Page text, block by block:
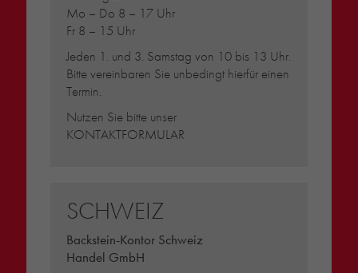
Mo – Do 8 – 17 Uhr
Fr 8 – 15 Uhr
Jeden 1. und 3. Samstag von 10 bis 13 Uhr.
Bitte vereinbaren Sie unbedingt hierfür einen
Termin.
Nutzen Sie bitte unser
KONTAKTFORMULAR
SCHWEIZ
Backstein-Kontor Schweiz
Handel GmbH